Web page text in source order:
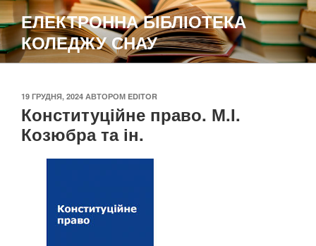
Перейти
до
вмісту
ЕЛЕКТРОННА БІБЛІОТЕКА
КОЛЕДЖУ СНАУ
ОПУБЛІКОВАНО
19 ГРУДНЯ, 2024 АВТОРОМ EDITOR
Конституційне право. М.І.
Козюбра та ін.